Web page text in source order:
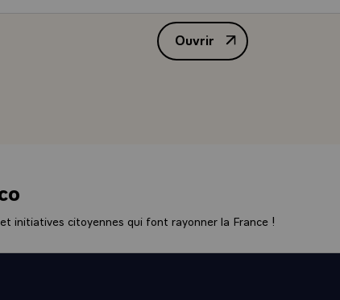
renouvelant toutes mes félicitations, je vous prie
de mes bien cordiales amitiés.
historique n'est qu'une juste récompense et concrétise
vous ête engagé depuis maintenant quatre saisons.
Ouvrir
Lettre de félicitations
initiatives citoyennes qui font rayonner la France !